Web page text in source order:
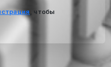
, чтобы